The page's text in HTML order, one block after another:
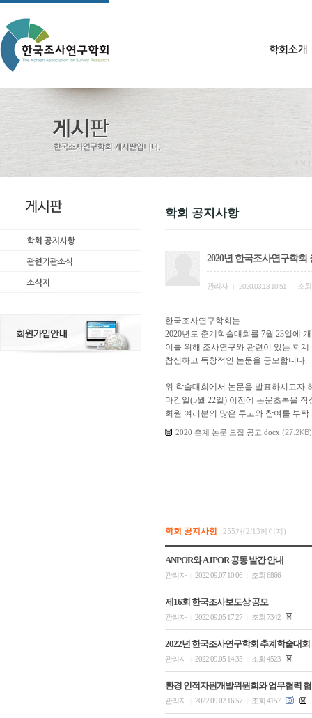
학회 공지사항
2020년 한국조사연구학
관리자 2020.03.13 10:51 조회
한국조사연구학회는
2020년도 춘계학술대회를 7월 23일에
이를 위해 조사연구와 관련이 있는 학
참신하고 독창적인 논문을 공모합니다.
위 학술대회에서 논문을 발표하시고자
마감일(5월 22일) 이전에 논문초록을
회원 여러분의 많은 투고와 참여를 부탁
2020 춘계 논문 모집 공고.docx (27.2KB)
학회 공지사항 255개(2/13페이지)
ANPOR와 AJPOR 공동 발간 안내
관리자 2022.09.07 10:06 조회 6866
제16회 한국조사보도상 공모
관리자 2022.09.05 17:27 조회 7342
2022년 한국조사연구학회 추계학술대회
관리자 2022.09.05 14:35 조회 4523
환경 인적자원개발위원회와 업무협력
관리자 2022.09.02 16:57 조회 4157